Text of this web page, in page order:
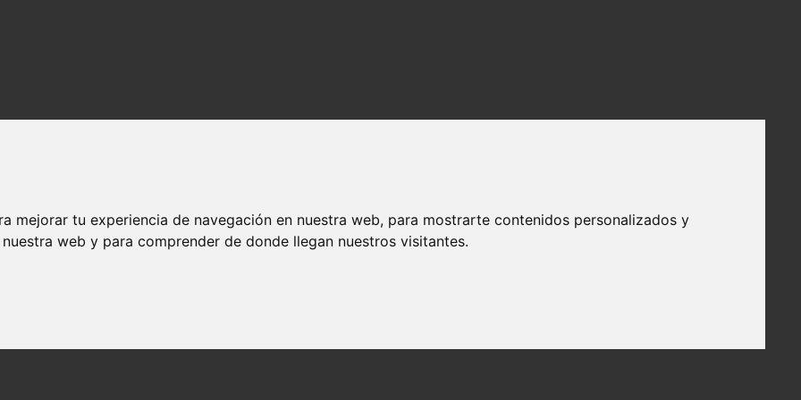
mejorar tu experiencia de navegación en nuestra web, para mostrarte contenidos personalizados y
web y para comprender de donde llegan nuestros visitantes.